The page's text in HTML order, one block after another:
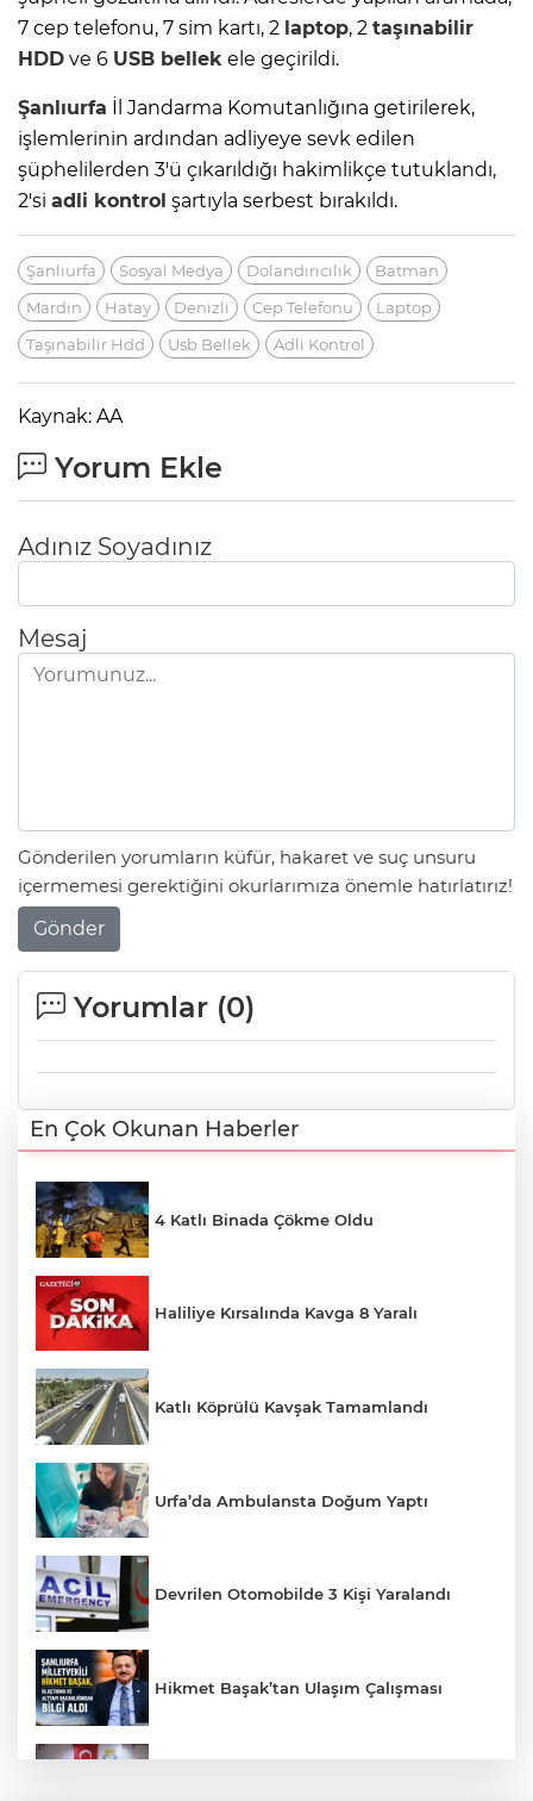
7 cep telefonu, 7 sim kartı, 2 laptop, 2 taşınabilir
HDD ve 6 USB bellek ele geçirildi.
Şanlıurfa İl Jandarma Komutanlığına getirilerek,
işlemlerinin ardından adliyeye sevk edilen
şüphelilerden 3'ü çıkarıldığı hakimlikçe tutuklandı,
2'si adli kontrol şartıyla serbest bırakıldı.
Şanlıurfa Sosyal Medya Dolandırıcılık
Batman
Mardin
Hatay Denizli Cep Telefonu
Laptop
Taşınabilir Hdd
Usb Bellek Adli Kontrol
Kaynak: AA
Yorum Ekle
Adınız Soyadınız
Mesaj
Gönderilen yorumların küfür, hakaret ve suç unsuru
içermemesi gerektiğini okurlarımıza önemle hatırlatırız!
Gönder
Yorumlar (0)
En Çok Okunan Haberler
4 Katlı Binada Çökme Oldu
Haliliye Kırsalında Kavga 8 Yaralı
Katlı Köprülü Kavşak Tamamlandı
Urfa’da Ambulansta Doğum Yaptı
Devrilen Otomobilde 3 Kişi Yaralandı
Hikmet Başak’tan Ulaşım Çalışması